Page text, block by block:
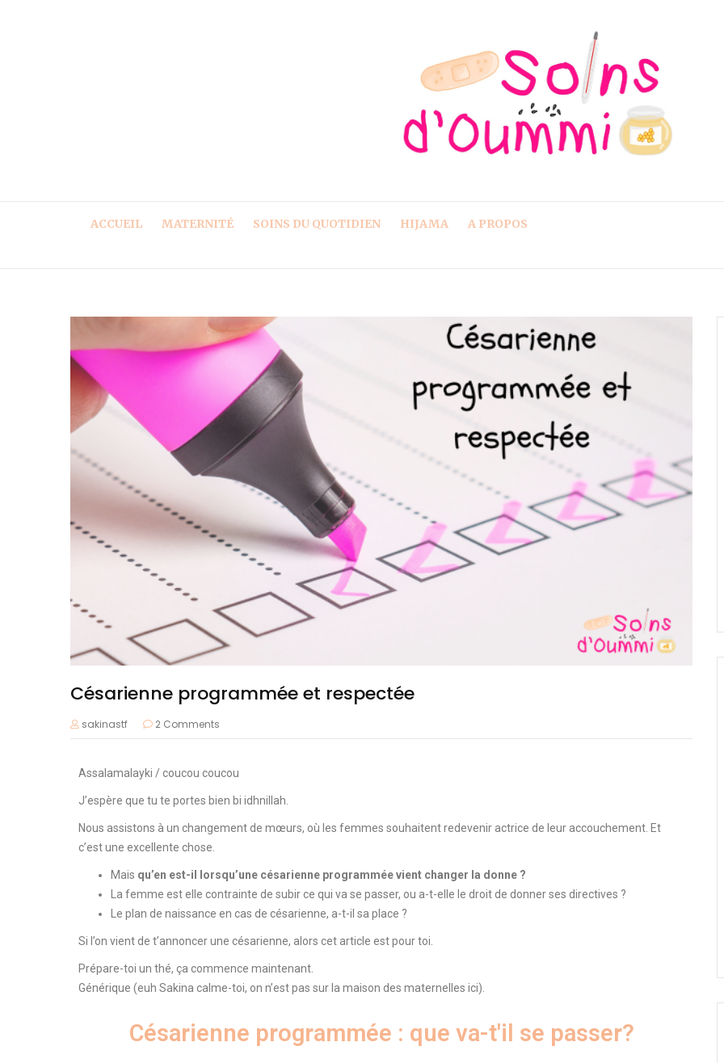
ACCUEIL MATERNITÉ SOINS DU QUOTIDIEN HIJAMA A PROPOS
Césarienne programmée et respectée
sakinastf 2 Comments
Assalamalayki / coucou coucou
J’espère que tu te portes bien bi idhnillah.
Nous assistons à un changement de mœurs, où les femmes souhaitent redevenir actrice de leur accouchement. Et
c’est une excellente chose.
Mais qu’en est-il lorsqu’une césarienne programmée vient changer la donne ?
La femme est elle contrainte de subir ce qui va se passer, ou a-t-elle le droit de donner ses directives ?
Le plan de naissance en cas de césarienne, a-t-il sa place ?
Si l’on vient de t’annoncer une césarienne, alors cet article est pour toi.
Prépare-toi un thé, ça commence maintenant.
Générique (euh Sakina calme-toi, on n’est pas sur la maison des maternelles ici).
Césarienne programmée : que va-t'il se passer?